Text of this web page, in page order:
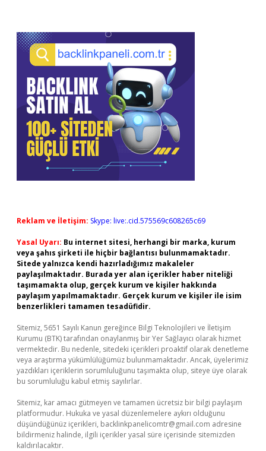
Reklam ve İletişim: Skype: live:.cid.575569c608265c69
Yasal Uyarı: Bu internet sitesi, herhangi bir marka, kurum
veya şahıs şirketi ile hiçbir bağlantısı bulunmamaktadır.
Sitede yalnızca kendi hazırladığımız makaleler
paylaşılmaktadır. Burada yer alan içerikler haber niteliği
taşımamakta olup, gerçek kurum ve kişiler hakkında
paylaşım yapılmamaktadır. Gerçek kurum ve kişiler ile isim
benzerlikleri tamamen tesadüfidir.
Sitemiz, 5651 Sayılı Kanun gereğince Bilgi Teknolojileri ve İletişim
Kurumu (BTK) tarafından onaylanmış bir Yer Sağlayıcı olarak hizmet
vermektedir. Bu nedenle, sitedeki içerikleri proaktif olarak denetleme
veya araştırma yükümlülüğümüz bulunmamaktadır. Ancak, üyelerimiz
yazdıkları içeriklerin sorumluluğunu taşımakta olup, siteye üye olarak
bu sorumluluğu kabul etmiş sayılırlar.
Sitemiz, kar amacı gütmeyen ve tamamen ücretsiz bir bilgi paylaşım
platformudur. Hukuka ve yasal düzenlemelere aykırı olduğunu
düşündüğünüz içerikleri, backlinkpanelicomtr@gmail.com adresine
bildirmeniz halinde, ilgili içerikler yasal süre içerisinde sitemizden
kaldırılacaktır.